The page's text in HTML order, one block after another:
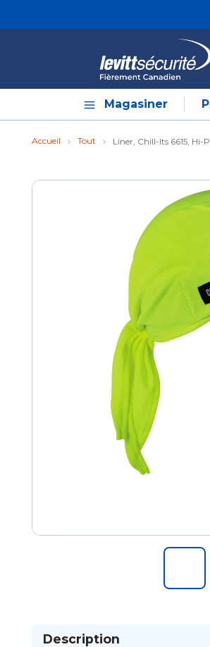
Magasiner
Accueil Tout Liner, Chill-Its 6615,
Description